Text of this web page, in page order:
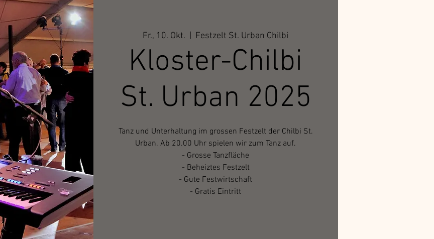
Fr., 10. Okt.
  |
Festzelt St. Urban Chilbi
Kloster-Chilbi
St. Urban 2025
Tanz und Unterhaltung im grossen Festzelt der Chilbi St.
Urban. Ab 20.00 Uhr spielen wir zum Tanz auf.
- Grosse Tanzfläche
- Beheiztes Festzelt
- Gute Festwirtschaft
- Gratis Eintritt